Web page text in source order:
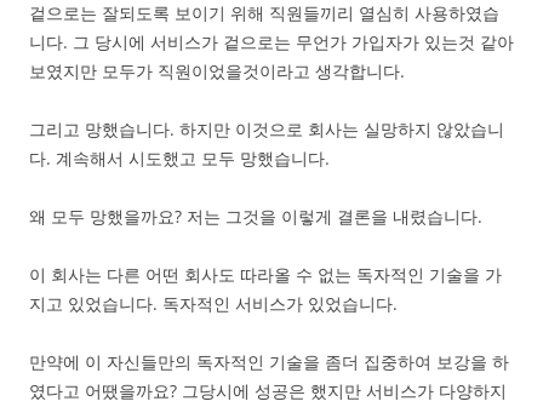
겉으로는 잘되도록 보이기 위해 직원들끼리 열심히 사용하였습
니다. 그 당시에 서비스가 겉으로는 무언가 가입자가 있는것 같아
보였지만 모두가 직원이었을것이라고 생각합니다.
그리고 망했습니다. 하지만 이것으로 회사는 실망하지 않았습니
다. 계속해서 시도했고 모두 망했습니다.
왜 모두 망했을까요? 저는 그것을 이렇게 결론을 내렸습니다.
이 회사는 다른 어떤 회사도 따라올 수 없는 독자적인 기술을 가
지고 있었습니다. 독자적인 서비스가 있었습니다.
만약에 이 자신들만의 독자적인 기술을 좀더 집중하여 보강을 하
였다고 어땠을까요? 그당시에 성공은 했지만 서비스가 다양하지